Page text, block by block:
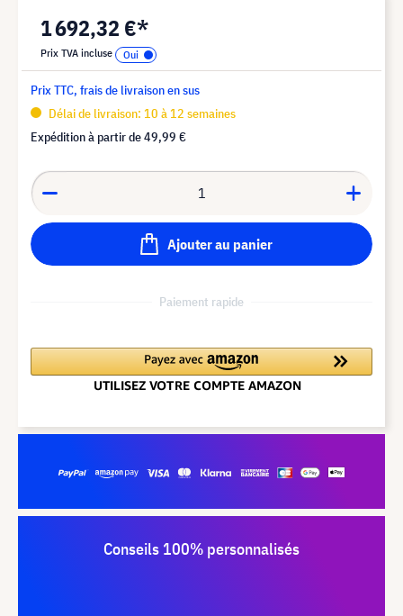
1 692,32 €*
Prix TVA incluse
Prix TTC, frais de livraison en sus
Délai de livraison: 10 à 12 semaines
Expédition à partir de49,99 €
Ajouter au panier
Paiement rapide
Conseils 100% personnalisés